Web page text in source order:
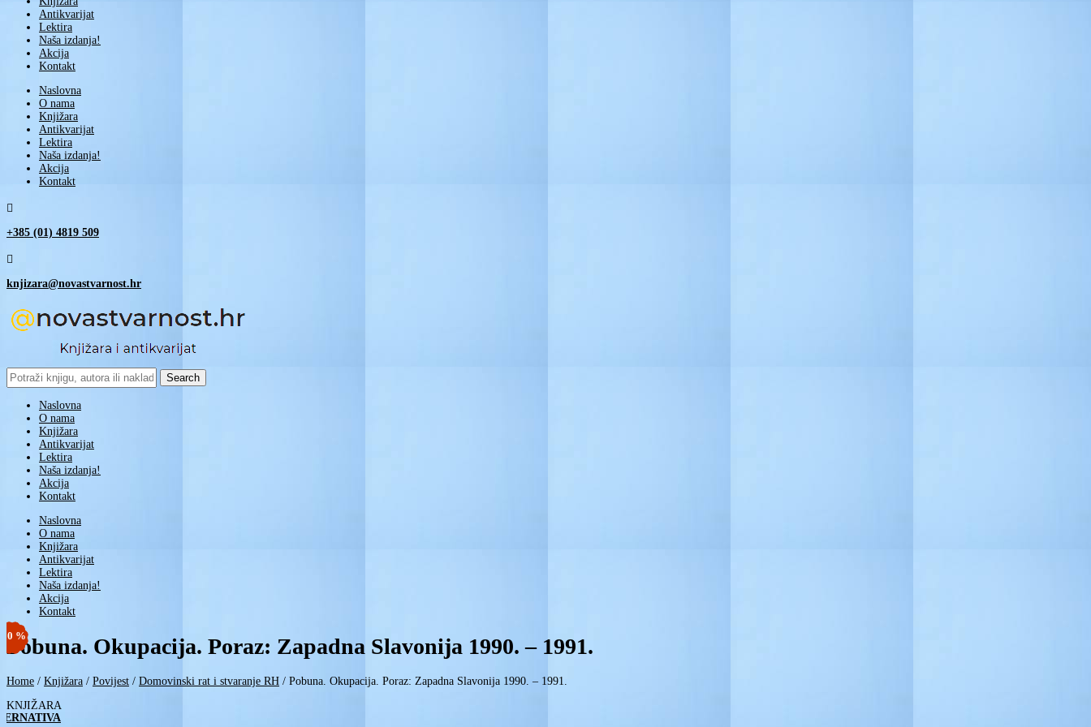
Antikvarijat
Lektira
Naša izdanja!
Akcija
Kontakt
Naslovna
O nama
Knjižara
Antikvarijat
Lektira
Naša izdanja!
Akcija
Kontakt

+385 (01) 4819 509

knjizara@novastvarnost.hr
Search
for:
Naslovna
O nama
Knjižara
Antikvarijat
Lektira
Naša izdanja!
Akcija
Kontakt
Naslovna
O nama
Knjižara
Antikvarijat
Lektira
Naša izdanja!
Akcija
Kontakt
Pobuna. Okupacija. Poraz: Zapadna Slavonija 1990. – 1991.
Home / Knjižara / Povijest / Domovinski rat i stvaranje RH / Pobuna. Okupacija. Poraz: Zapadna Slavonija 1990. – 1991.
KNJIŽARA
10 %
10 %